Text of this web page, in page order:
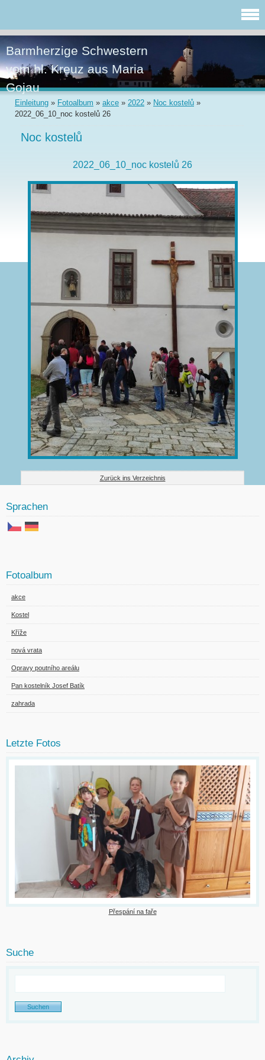
Barmherzige Schwestern
vom hl. Kreuz aus Maria
Gojau
Einleitung » Fotoalbum » akce » 2022 » Noc kostelů »
2022_06_10_noc kostelů 26
Noc kostelů
2022_06_10_noc kostelů 26
Zurück ins Verzeichnis
Sprachen
Fotoalbum
akce
Kostel
Kříže
nová vrata
Opravy poutního areálu
Pan kostelník Josef Batík
zahrada
Letzte Fotos
Přespání na faře
Suche